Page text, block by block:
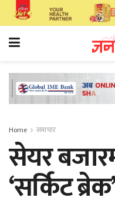
Home समाचार
सेयर
‘सर्किट